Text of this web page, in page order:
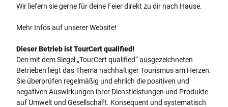
Wir liefern sie gerne für deine Feier direkt zu dir nach Hause.
Mehr Infos auf unserer Website!
Dieser Betrieb ist TourCert qualified!
Den mit dem Siegel „TourCert qualified“ ausgezeichneten
Betrieben liegt das Thema nachhaltiger Tourismus am Herzen.
Sie überprüfen regelmäßig und ehrlich die positiven und
negativen Auswirkungen ihrer Dienstleistungen und Produkte
auf Umwelt und Gesellschaft. Konsequent und systematisch